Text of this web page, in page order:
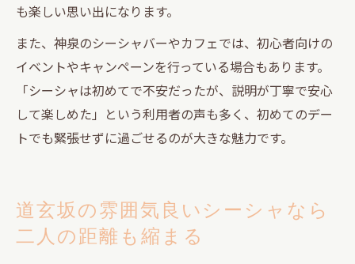
も楽しい思い出になります。
また、神泉のシーシャバーやカフェでは、初心者向けの
イベントやキャンペーンを行っている場合もあります。
「シーシャは初めてで不安だったが、説明が丁寧で安心
して楽しめた」という利用者の声も多く、初めてのデー
トでも緊張せずに過ごせるのが大きな魅力です。
道玄坂の雰囲気良いシーシャなら
二人の距離も縮まる